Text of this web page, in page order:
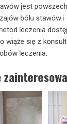
jest
bólu stawów
leczenia
wiąże się z
leczenia.